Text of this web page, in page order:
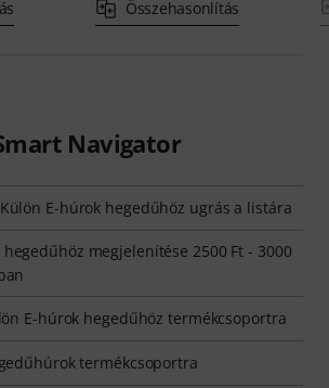
Összehasonlítás
Navigator
E-húrok hegedűhöz ugrás a listára
megjelenítése 2500 Ft - 3000
E-húrok hegedűhöz termékcsoportra
termékcsoportra